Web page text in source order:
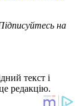
на
текст і
редакцію.